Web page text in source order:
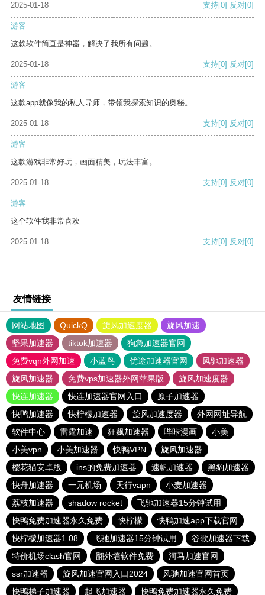
2025-01-18
支持[0] 反对[0]
游客
这款软件简直是神器，解决了我所有问题。
2025-01-18 支持[0] 反对[0]
游客
这款app就像我的私人导师，带领我探索知识的奥秘。
2025-01-18 支持[0] 反对[0]
游客
这款游戏非常好玩，画面精美，玩法丰富。
2025-01-18 支持[0] 反对[0]
游客
这个软件我非常喜欢
2025-01-18 支持[0] 反对[0]
友情链接
网站地图 QuickQ 旋风加速度器
旋风加速
坚果加速器
tiktok加速器
狗急加速器官网
免费vqn外网加速
小蓝鸟 优途加速器官网
风驰加速器
旋风加速器
免费vps加速器外网苹果版
旋风加速度器
快连加速器
快连加速器官网入口
原子加速器
快鸭加速器
快柠檬加速器 旋风加速度器
外网网址导航
软件中心
雷霆加速 狂飙加速器 哔咔漫画
小美
小美vpn
小美加速器 快鸭VPN
旋风加速器
樱花猫安卓版
ins的免费加速器 速帆加速器
黑豹加速器
快舟加速器
一元机场 天行vapn
小麦加速器
荔枝加速器
shadow rocket
飞驰加速器15分钟试用
快鸭免费加速器永久免费
快柠檬
快鸭加速app下载官网
快柠檬加速器1.08
飞驰加速器15分钟试用
谷歌加速器下载
特价机场clash官网
翻外墙软件免费
河马加速官网
ssr加速器
旋风加速官网入口2024
风驰加速官网首页
快鸭梯子加速器
起飞加速器 快鸭免费加速器永久免费